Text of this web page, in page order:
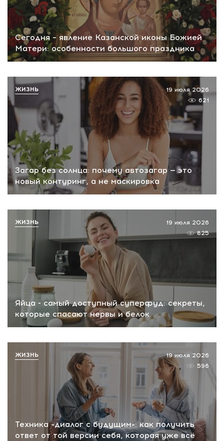
Сегодня – явление Казанской иконы Божией
Матери: особенности большого праздника
Загар без солнца: почему автозагар — это
новый контуринг, а не маскировка
19 июля 2026
621
ЖИЗНЬ
Яйца - самый доступный суперфуд: секреты,
которые спасают нервы и белок
19 июля 2026
825
ЖИЗНЬ
Техника «диалог с будущим»: как получить
ответ от той версии себя, которая уже всё
19 июля 2026
596
ЖИЗНЬ